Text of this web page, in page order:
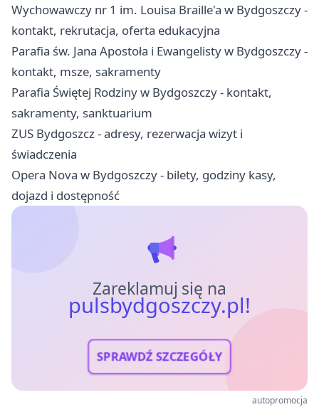
Wychowawczy nr 1 im. Louisa Braille'a w Bydgoszczy -
kontakt, rekrutacja, oferta edukacyjna
Parafia św. Jana Apostoła i Ewangelisty w Bydgoszczy -
kontakt, msze, sakramenty
Parafia Świętej Rodziny w Bydgoszczy - kontakt,
sakramenty, sanktuarium
ZUS Bydgoszcz - adresy, rezerwacja wizyt i
świadczenia
Opera Nova w Bydgoszczy - bilety, godziny kasy,
dojazd i dostępność
Zareklamuj się na
pulsbydgoszczy.pl!
SPRAWDŹ SZCZEGÓŁY
autopromocja